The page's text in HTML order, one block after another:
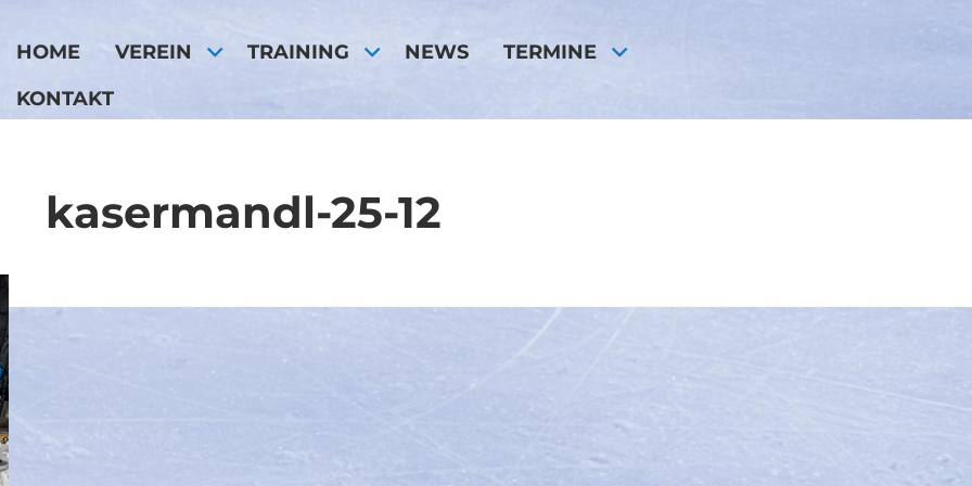
HOME VEREIN TRAINING NEWS TERMINE
KONTAKT
kasermandl-25-12